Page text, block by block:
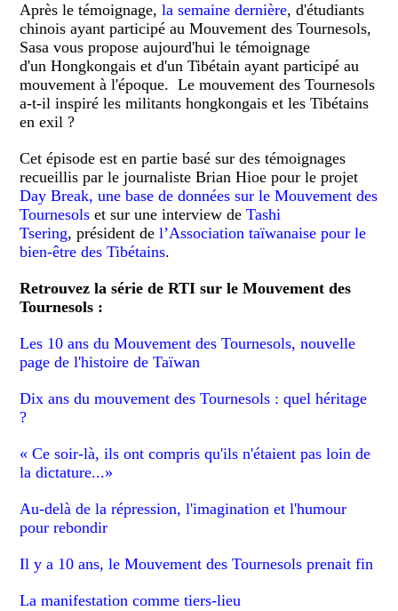
Après le témoignage,la semaine dernière, d'étudiants
chinois ayant participé au Mouvement des Tournesols,
Sasa vous propose aujourd'hui le témoignage
d'un Hongkongais et d'un Tibétain ayant participé au
mouvement à l'époque. Le mouvement des Tournesols
a-t-il inspiré les militants hongkongais et les Tibétains
en exil ?
Cet épisode est en partie basé sur des témoignages
recueillis par le journaliste Brian Hioe pour le projet
Day Break, une base de données sur le Mouvement des
Tournesols et sur une interview deTashi
Tsering, président del’Association taïwanaise pour le
bien-être des Tibétains.
Retrouvez la série de RTI sur le Mouvement des
Tournesols :
Les 10 ans du Mouvement des Tournesols, nouvelle
page de l'histoire de Taïwan
Dix ans du mouvement des Tournesols : quel héritage
?
« Ce soir-là, ils ont compris qu'ils n'étaient pas loin de
la dictature...»
Au-delà de la répression, l'imagination et l'humour
pour rebondir
Il y a 10 ans, le Mouvement des Tournesols prenait fin
La manifestation comme tiers-lieu